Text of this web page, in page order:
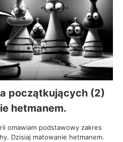
początkujących (2)
hetmanem.
omawiam podstawowy zakres
Dzisiaj matowanie hetmanem.